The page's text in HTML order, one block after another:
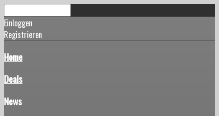
Einloggen
Registrieren
Home
Deals
News